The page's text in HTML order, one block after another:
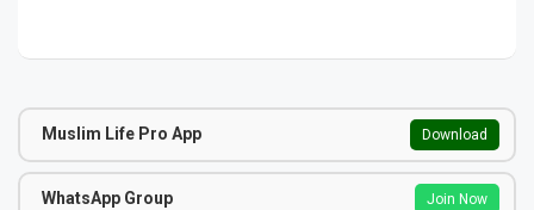
Muslim Life Pro App Download
WhatsApp Group Join Now